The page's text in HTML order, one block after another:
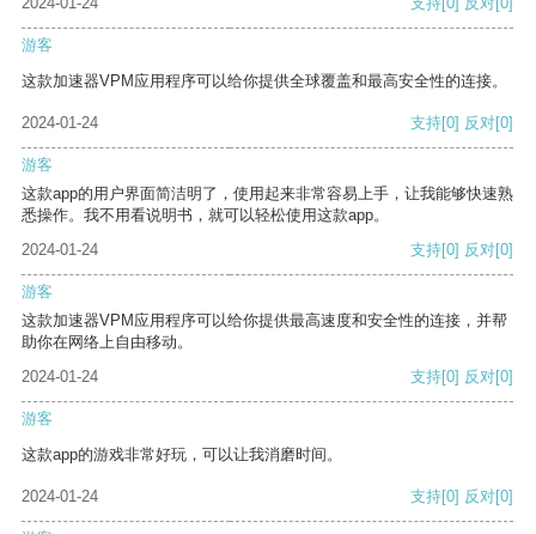
游客
这款加速器VPM应用程序可以给你提供全球覆盖和最高安全性的连接。
2024-01-24 支持[0] 反对[0]
游客
这款app的用户界面简洁明了，使用起来非常容易上手，让我能够快速熟
悉操作。我不用看说明书，就可以轻松使用这款app。
2024-01-24
支持[0] 反对[0]
游客
这款加速器VPM应用程序可以给你提供最高速度和安全性的连接，并帮
助你在网络上自由移动。
2024-01-24
支持[0] 反对[0]
游客
这款app的游戏非常好玩，可以让我消磨时间。
2024-01-24 支持[0] 反对[0]